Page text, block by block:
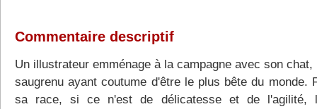
Commentaire descriptif
Un illustrateur emménage à la campagne avec son chat,
saugrenu ayant coutume d'être le plus bête du monde.
sa race, si ce n'est de délicatesse et de l'agilité,